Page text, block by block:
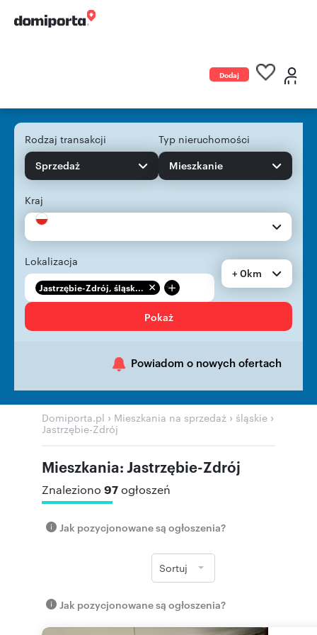
Dodaj
Rodzaj transakcji
Sprzedaż
Typ nieruchomości
Mieszkanie
Kraj
Lokalizacja
Jastrzębie-Zdrój, śląsk... +
+ 0km
Pokaż
Powiadom o nowych ofertach
Domiporta.pl › Mieszkania na sprzedaż › śląskie ›
Jastrzębie-Zdrój
Mieszkania: Jastrzębie-Zdrój
Znaleziono 97ogłoszeń
Jak pozycjonowane są ogłoszenia?
Sortuj
Jak pozycjonowane są ogłoszenia?